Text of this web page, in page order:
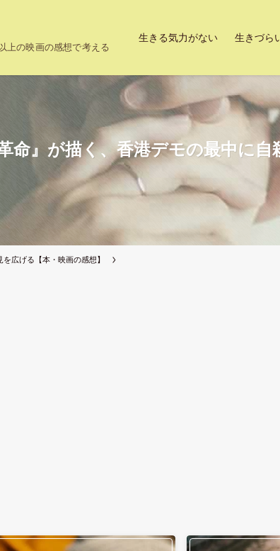
上の映画の感想で考える
生きる気力がない 生きづら
命』が描く、香港デモの最中に
を広げる【本・映画の感想】